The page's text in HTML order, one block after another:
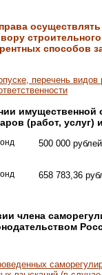
способов
перечень
имущественной
(работ,
500 000
658 783,36
члена